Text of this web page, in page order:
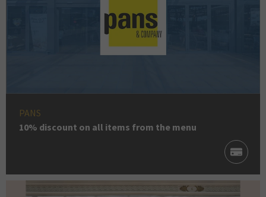
PANS
10% discount on all items from the menu